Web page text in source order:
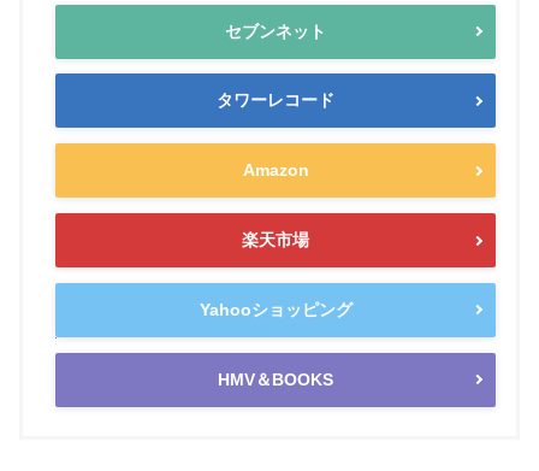
セブンネット
タワーレコード
Amazon
楽天市場
Yahooショッピング
HMV＆BOOKS